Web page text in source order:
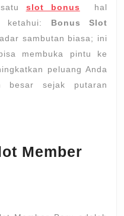
slot bonus
hal
ketahui: Bonus Slot
sambutan biasa; ini
membuka pintu ke
peluang Anda
besar sejak putaran
Member